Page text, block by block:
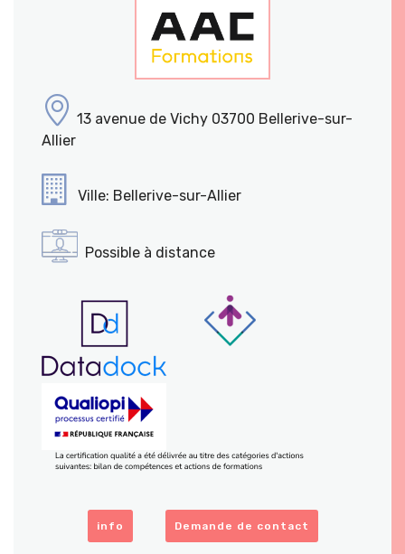
13 avenue de Vichy 03700 Bellerive-sur-
Allier
Ville: Bellerive-sur-Allier
Possible à distance
info Demande de contact